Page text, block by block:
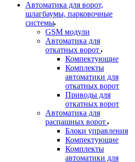
Автоматика для ворот,
шлагбаумы, парковочные
системы
GSM модули
Автоматика для
откатных ворот
Компектующие
Комплекты
автоматики для
откатных ворот
Приводы для
откатных ворот
Автоматика для
распашных ворот
Блоки управления
Компектующие
Комплекты
автоматики для